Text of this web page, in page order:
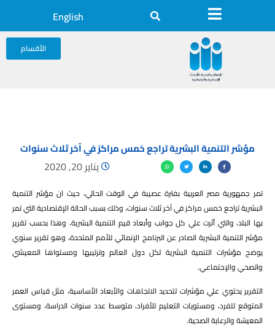
English
الأقسام
مؤشر التنمية البشرية تراجع خمس مراكز في آخر ثلاث سنوات
يناير 20, 2020
تمر جمهورية مصر العربية بفترة عصيبة في الوقت الحالي، حيث ان مؤشر التنمية
البشرية تراجع خمس مراكز في آخر ثلاث سنوات، وذلك بسبب الحالة الإقتصادية التي تمر
بها البلد، والتي أثرت علي كل جوانب وأبعاد قيم التنمية البشرية، وهذا بحسب تقرير
مؤشر التنمية البشرية الصادر عن البرنامج الإنمائي للأمم المتحدة، وهو تقرير سنوي
يوضح مؤشرات التنمية البشرية لكل دول العالم وترتيبها ومستواها المعيشي
والصحي والإجتماعي.
التقرير يحتوي علي مؤشرات لتحديد الاتجاهات والأبعاد الأساسية، مثل قياس العمر
المتوقع للفرد، ومستويات التعليم للأفراد، متوسط عدد سنوات الدراسة، ومستوى
المعيشة والرعاية الصحية.